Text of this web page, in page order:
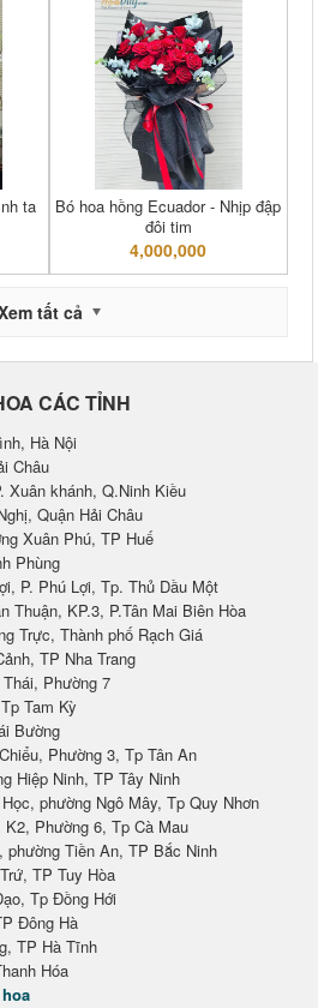
ta
Bó hoa hồng Ecuador - Nhịp đập
đôi tim
4,000,000
tất cả
CÁC TỈNH
Hà Nội
Châu
Xuân khánh, Q.Ninh Kiều
Quận Hải Châu
Xuân Phú, TP Huế
Phùng
P. Phú Lợi, Tp. Thủ Dầu Một
Thuận, KP.3, P.Tân Mai Biên Hòa
Trực, Thành phố Rạch Giá
TP Nha Trang
Phường 7
Tam Kỳ
Bường
Phường 3, Tp Tân An
Hiệp Ninh, TP Tây Ninh
phường Ngô Mây, Tp Quy Nhơn
Phường 6, Tp Cà Mau
phường Tiền An, TP Bắc Ninh
TP Tuy Hòa
Tp Đồng Hới
Đông Hà
TP Hà Tĩnh
Hóa